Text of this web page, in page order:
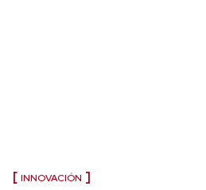
INNOVACIÓN